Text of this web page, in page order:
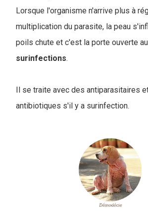
Lorsque l'organisme n'arrive plus à
multiplication du parasite, la peau
poils chute et c'est la porte ouverte
surinfections.
Il se traite avec des antiparasitaires
antibiotiques s'il y a surinfection.